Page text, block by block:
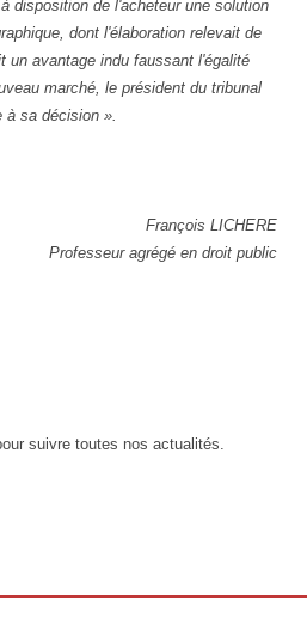
disposition de l'acheteur une solution
dont l'élaboration relevait de
avantage indu faussant l'égalité
marché, le président du tribunal
à sa décision ».
François LICHERE
Professeur agrégé en droit public
suivre toutes nos actualités.